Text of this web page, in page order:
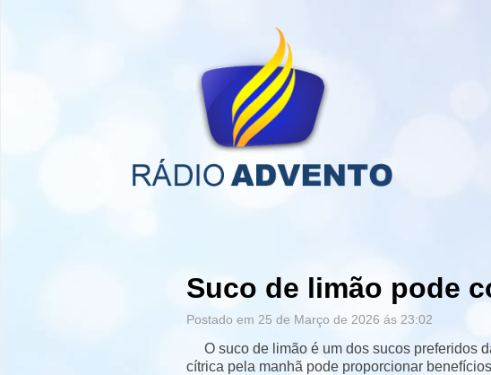
Suco de limão pode
Postado em 25 de Março de 2026 ás 23:02
O suco de limão é um dos sucos preferidos
cítrica pela manhã pode proporcionar